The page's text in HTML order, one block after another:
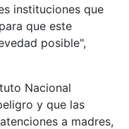
instituciones que
que este
posible",
Nacional
y que las
a madres,